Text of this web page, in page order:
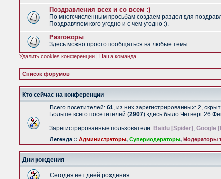
Поздравления всех и со всем :)
По многочисленным просьбам создаем раздел для
Поздравляем кого угодно и с чем угодно :).
Разговоры
Здесь можно просто пообщаться на любые темы.
Удалить cookies конференции | Наша команда
Список форумов
Кто сейчас на конференции
Всего посетителей: 61, из них зарегистрированных: 2,
Больше всего посетителей (2907) здесь было Четверг 26
Зарегистрированные пользователи: Baidu [Spider] , Google
Легенда :: Администраторы, Супермодераторы, Модераторы
Дни рождения
Сегодня нет дней рождения.